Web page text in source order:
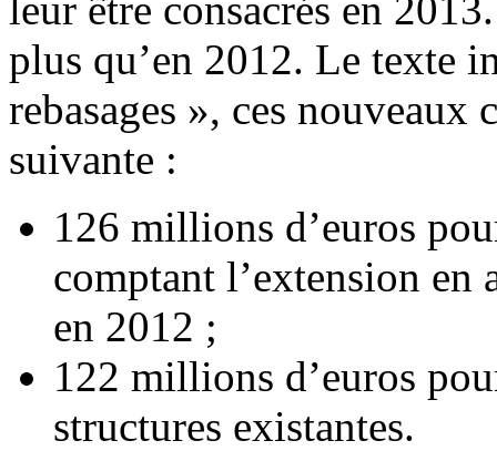
plus qu’en 2012. Le texte
rebasages », ces
suivante :
126 millions d’euros
comptant l’extension en
en 2012 ;
122 millions d’euros
structures existantes.